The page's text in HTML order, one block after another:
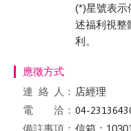
(*)星號表示
述福利視整
利。
應徵方式
連絡
人： 店經理
電 洽：
備註事項： 信箱：